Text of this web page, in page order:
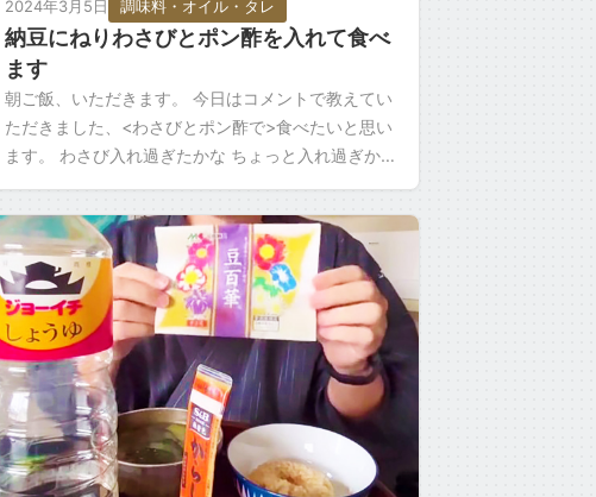
2024年3月5日 調味料・オイル・タレ
納豆にねりわさびとポン酢を入れて食べ
ます
朝ご飯、いただきます。 今日はコメントで教えてい
ただきました、<わさびとポン酢で>食べたいと思い
ます。 わさび入れ過ぎたかな ちょっと入れ過ぎかも
イメ […]